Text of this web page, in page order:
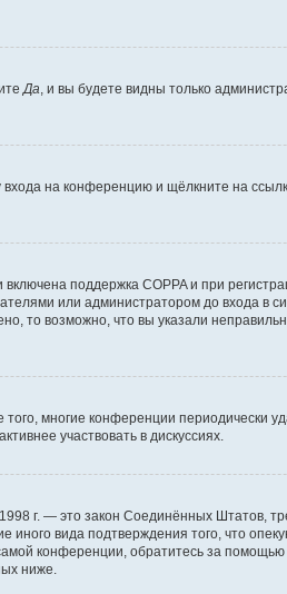
Да, и вы будете видны только
входа на конференцию и щёлкните на
поддержка COPPA и при
или администратором до входа в
то возможно, что вы указали
многие конференции
участвовать в дискуссиях.
г. — это закон Соединённых Штатов,
иного вида подтверждения того, что
конференции, обратитесь за
ниже.